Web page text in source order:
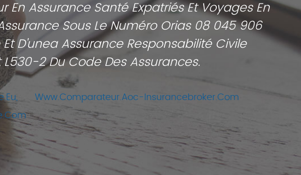
Assurance Santé Expatriés Et Voyages En
Sous Le Numéro Orias 08 045 906
D'unea Assurance Responsabilité Civile
2 Du Code Des Assurances.
Www.comparateur.aoc-Insurancebroker.com